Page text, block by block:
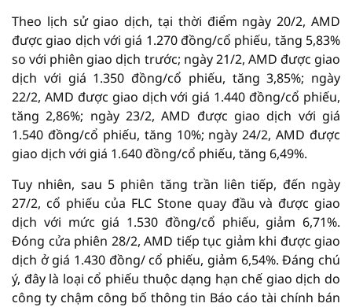
Theo lịch sử giao dịch, tại thời điểm ngày 20/2, AMD
được giao dịch với giá 1.270 đồng/cổ phiếu, tăng 5,83%
so với phiên giao dịch trước; ngày 21/2, AMD được giao
dịch với giá 1.350 đồng/cổ phiếu, tăng 3,85%; ngày
22/2, AMD được giao dịch với giá 1.440 đồng/cổ phiếu,
tăng 2,86%; ngày 23/2, AMD được giao dịch với giá
1.540 đồng/cổ phiếu, tăng 10%; ngày 24/2, AMD được
giao dịch với giá 1.640 đồng/cổ phiếu, tăng 6,49%.
Tuy nhiên, sau 5 phiên tăng trần liên tiếp, đến ngày
27/2, cổ phiếu của FLC Stone quay đầu và được giao
dịch với mức giá 1.530 đồng/cổ phiếu, giảm 6,71%.
Đóng cửa phiên 28/2, AMD tiếp tục giảm khi được giao
dịch ở giá 1.430 đồng/ cổ phiếu, giảm 6,54%. Đáng chú
ý, đây là loại cổ phiếu thuộc dạng hạn chế giao dịch do
công ty chậm công bố thông tin Báo cáo tài chính bán